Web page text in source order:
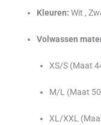
Kleuren: Wit ,
Volwassen
XS/S (Maat
M/L (Maat
XL/XXL